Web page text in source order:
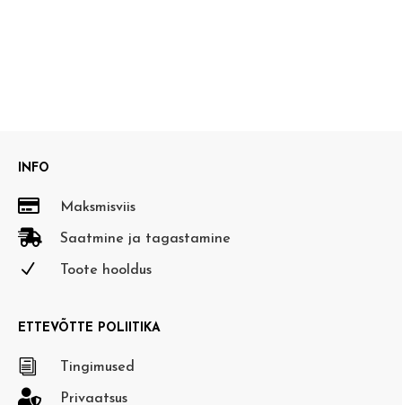
INFO
 Maksmisviis
 Saatmine ja tagastamine
N Toote hooldus
ETTEVÕTTE POLIITIKA
i Tingimused
 Privaatsus